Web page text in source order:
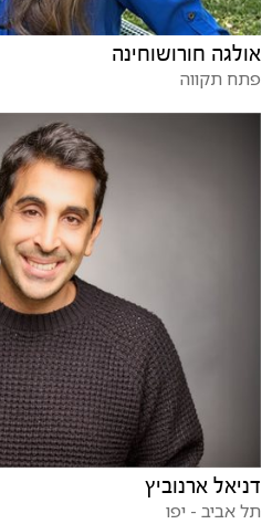
אולגה חורושוחינה
פתח תקווה
דניאל ארנוביץ
תל אביב - יפו